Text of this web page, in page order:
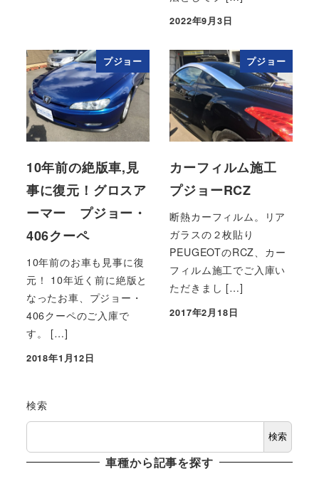
投稿日
2022年9月3日
プジョー
10年前の絶版車,見
事に復元！グロスア
ーマー プジョー・
406クーペ
10年前のお車も見事に復
元！ 10年近く前に絶版と
なったお車、プジョー・
406クーペのご入庫で
す。 […]
投稿日
2018年1月12日
プジョー
カーフィルム施工
プジョーRCZ
断熱カーフィルム。リア
ガラスの２枚貼り
PEUGEOTのRCZ、カー
フィルム施工でご入庫い
ただきまし […]
投稿日
2017年2月18日
検索
検索
車種から記事を探す